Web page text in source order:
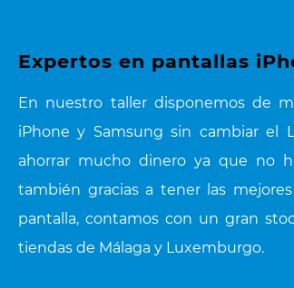
Expertos en pantallas
En nuestro taller disponemos de
iPhone y Samsung sin cambiar el
ahorrar mucho dinero ya que no
también gracias a tener las
pantalla, contamos con un gran
tiendas de Málaga y Luxemburgo.